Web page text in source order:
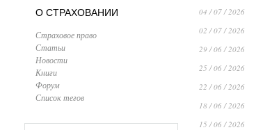
О СТРАХОВАНИИ
Страховое право
Статьи
Новости
Книги
Форум
Список тегов
04 / 07 / 2026
02 / 07 / 2026
29 / 06 / 2026
25 / 06 / 2026
22 / 06 / 2026
18 / 06 / 2026
15 / 06 / 2026